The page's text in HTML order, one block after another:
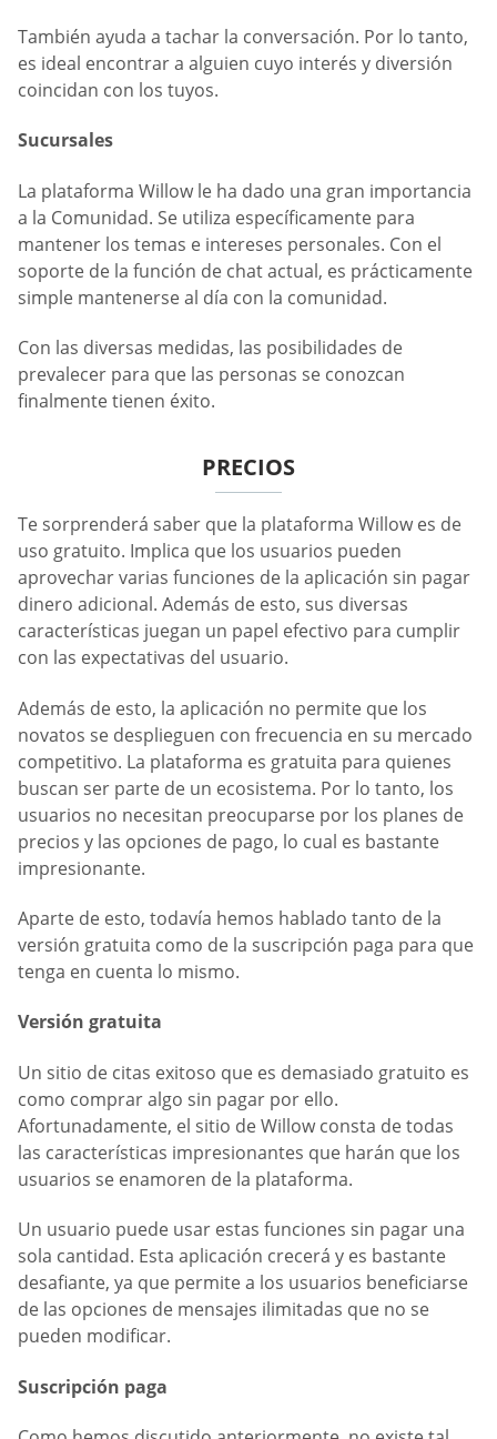
También ayuda a tachar la conversación. Por lo tanto,
es ideal encontrar a alguien cuyo interés y diversión
coincidan con los tuyos.
Sucursales
La plataforma Willow le ha dado una gran importancia
a la Comunidad. Se utiliza específicamente para
mantener los temas e intereses personales. Con el
soporte de la función de chat actual, es prácticamente
simple mantenerse al día con la comunidad.
Con las diversas medidas, las posibilidades de
prevalecer para que las personas se conozcan
finalmente tienen éxito.
PRECIOS
Te sorprenderá saber que la plataforma Willow es de
uso gratuito. Implica que los usuarios pueden
aprovechar varias funciones de la aplicación sin pagar
dinero adicional. Además de esto, sus diversas
características juegan un papel efectivo para cumplir
con las expectativas del usuario.
Además de esto, la aplicación no permite que los
novatos se desplieguen con frecuencia en su mercado
competitivo. La plataforma es gratuita para quienes
buscan ser parte de un ecosistema. Por lo tanto, los
usuarios no necesitan preocuparse por los planes de
precios y las opciones de pago, lo cual es bastante
impresionante.
Aparte de esto, todavía hemos hablado tanto de la
versión gratuita como de la suscripción paga para que
tenga en cuenta lo mismo.
Versión gratuita
Un sitio de citas exitoso que es demasiado gratuito es
como comprar algo sin pagar por ello.
Afortunadamente, el sitio de Willow consta de todas
las características impresionantes que harán que los
usuarios se enamoren de la plataforma.
Un usuario puede usar estas funciones sin pagar una
sola cantidad. Esta aplicación crecerá y es bastante
desafiante, ya que permite a los usuarios beneficiarse
de las opciones de mensajes ilimitadas que no se
pueden modificar.
Suscripción paga